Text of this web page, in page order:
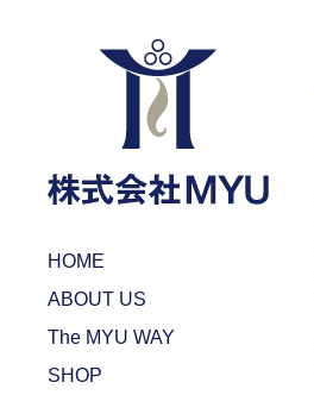
HOME
ABOUT US
The MYU WAY
SHOP